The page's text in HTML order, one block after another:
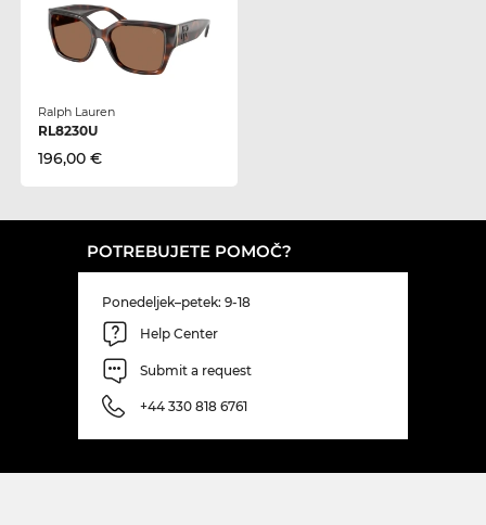
Ralph Lauren
RL8230U
196,00 €
POTREBUJETE POMOČ?
Ponedeljek–petek: 9-18
Help Center
Submit a request
+44 330 818 6761